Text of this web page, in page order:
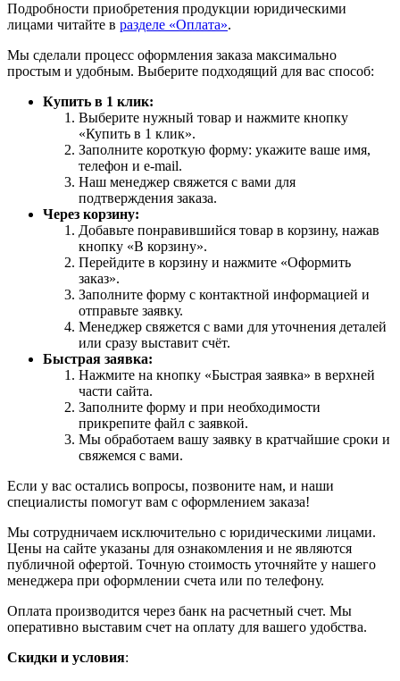
Подробности приобретения продукции юридическими
лицами читайте в разделе «Оплата».
Мы сделали процесс оформления заказа максимально
простым и удобным. Выберите подходящий для вас способ:
Купить в 1 клик:
Выберите нужный товар и нажмите кнопку
«Купить в 1 клик».
Заполните короткую форму: укажите ваше имя,
телефон и e-mail.
Наш менеджер свяжется с вами для
подтверждения заказа.
Через корзину:
Добавьте понравившийся товар в корзину, нажав
кнопку «В корзину».
Перейдите в корзину и нажмите «Оформить
заказ».
Заполните форму с контактной информацией и
отправьте заявку.
Менеджер свяжется с вами для уточнения деталей
или сразу выставит счёт.
Быстрая заявка:
Нажмите на кнопку «Быстрая заявка» в верхней
части сайта.
Заполните форму и при необходимости
прикрепите файл с заявкой.
Мы обработаем вашу заявку в кратчайшие сроки и
свяжемся с вами.
Если у вас остались вопросы, позвоните нам, и наши
специалисты помогут вам с оформлением заказа!
Мы сотрудничаем исключительно с юридическими лицами.
Цены на сайте указаны для ознакомления и не являются
публичной офертой. Точную стоимость уточняйте у нашего
менеджера при оформлении счета или по телефону.
Оплата производится через банк на расчетный счет. Мы
оперативно выставим счет на оплату для вашего удобства.
Скидки и условия: